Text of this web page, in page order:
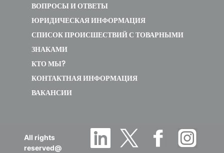
ВОПРОСЫ И ОТВЕТЫ
ЮРИДИЧЕСКАЯ ИНФОРМАЦИЯ
СПИСОК ПРОИСШЕСТВИЙ С ТОВАРНЫМИ
ЗНАКАМИ
КТО МЫ?
КОНТАКТНАЯ ИНФОРМАЦИЯ
ВАКАНСИИ
All rights
reserved@